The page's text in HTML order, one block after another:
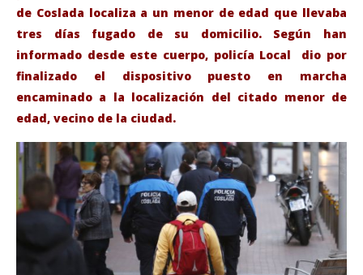
VIENDO AHORA
Coslada.- La Policía de Barrio localiza a un menor
fugado de su domilicio.
2019
de Coslada localiza a un menor de edad que llevaba
tres días fugado de su domicilio. Según han
informado desde este cuerpo, policía Local dio por
finalizado el dispositivo puesto en marcha
encaminado a la localización del citado menor de
edad, vecino de la ciudad.